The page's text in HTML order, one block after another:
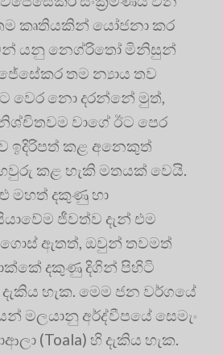
කෘතියකින් යෝජනා කර
යනු නෙග්රිතෝ මිනිසුන්
තම න්‍යාය තව
වෙර නො දරන්නේ මුත්,
වාගේ ඊට පෙර
ඉදිරිපත් කළ අනෙකුත්
කළ හැකි මතයක් වෙයි.
මහත් දකුණු හා
ජීවත්ව දැන් එම
ගොස් ඇතත්, ඔවුන් තවමත්
දකුණු දිගින් පිහිටි
හැක. මෙම ජන වර්ගයේ
මලයානු අර්ද්වීපයේ සෙමැං
(Toala) හි දැකිය හැක.